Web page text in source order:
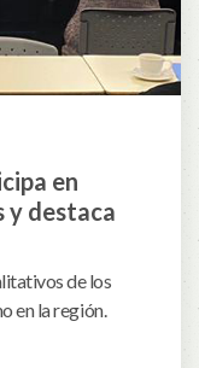
en
y destaca
de los
en la región.